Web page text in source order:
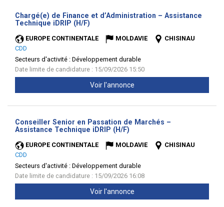
Chargé(e) de Finance et d’Administration – Assistance
Technique iDRIP (H/F)
EUROPE CONTINENTALE MOLDAVIE
CHISINAU
CDD
Secteurs d'activité : Développement durable
Date limite de candidature : 15/09/2026 15:50
Voir l'annonce
Conseiller Senior en Passation de Marchés –
Assistance Technique iDRIP (H/F)
EUROPE CONTINENTALE MOLDAVIE
CHISINAU
CDD
Secteurs d'activité : Développement durable
Date limite de candidature : 15/09/2026 16:08
Voir l'annonce